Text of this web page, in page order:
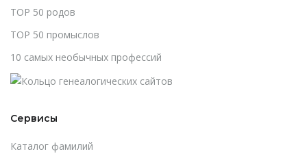
TOP 50 родов
TOP 50 промыслов
10 самых необычных профессий
Сервисы
Каталог фамилий